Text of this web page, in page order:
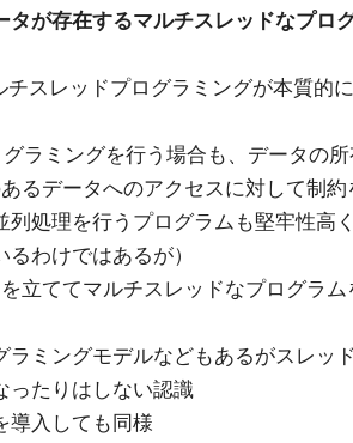
タが存在するマルチスレッドなプロ
スレッドプログラミングが本質的
ラミングを行う場合も、データの
るデータへのアクセスに対して制約
列処理を行うプログラムも堅牢性高
わけではあるが）
立ててマルチスレッドなプログラ
ラミングモデルなどもあるがスレッ
ったりはしない認識
導入しても同様